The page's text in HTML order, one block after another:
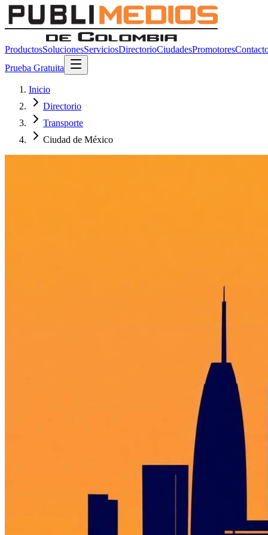
ProductosSolucionesServiciosDirectorioCiudadesPromotores
Prueba Gratuita
Inicio
Directorio
Transporte
Ciudad de México